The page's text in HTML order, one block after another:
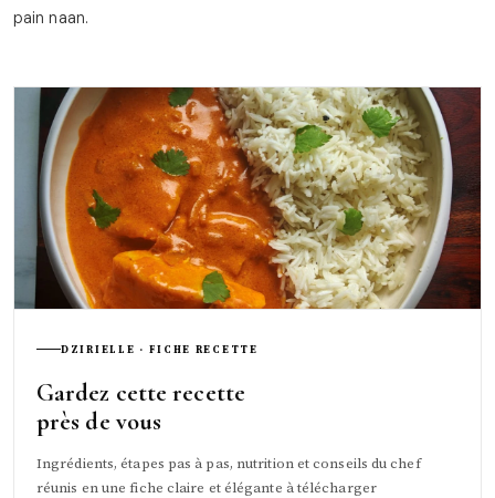
pain naan.
DZIRIELLE · FICHE RECETTE
Gardez cette recette
près de vous
Ingrédients, étapes pas à pas, nutrition et conseils du chef
réunis en une fiche claire et élégante à télécharger